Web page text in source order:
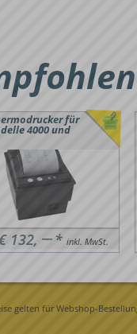
für
4000 und
132, −− * inkl. MwSt.
gelten für Webshop-